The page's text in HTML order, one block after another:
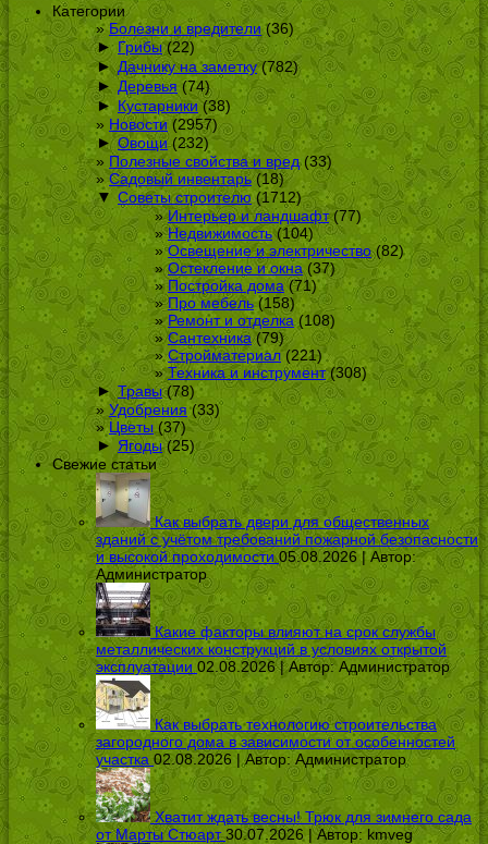
Категории
Болезни и вредители(36)
► Грибы(22)
► Дачнику на заметку(782)
► Деревья (74)
► Кустарники(38)
Новости (2957)
► Овощи(232)
Полезные свойства и вред(33)
Садовый инвентарь(18)
▼ Советы строителю(1712)
Интерьер и ландшафт(77)
Недвижимость(104)
Освещение и электричество(82)
Остекление и окна(37)
Постройка дома(71)
Про мебель(158)
Ремонт и отделка (108)
Сантехника(79)
Стройматериал(221)
Техника и инструмент(308)
► Травы(78)
Удобрения(33)
Цветы (37)
► Ягоды(25)
Свежие статьи
Как выбрать двери для общественных
зданий с учётом требований пожарной безопасности
и высокой проходимости 05.08.2026 | Автор:
Администратор
Какие факторы влияют на срок службы
металлических конструкций в условиях открытой
эксплуатации 02.08.2026 | Автор:Администратор
Как выбрать технологию строительства
загородного дома в зависимости от особенностей
участка 02.08.2026 | Автор: Администратор
Хватит ждать весны! Трюк для зимнего сада
от Марты Стюарт 30.07.2026 | Автор: kmveg